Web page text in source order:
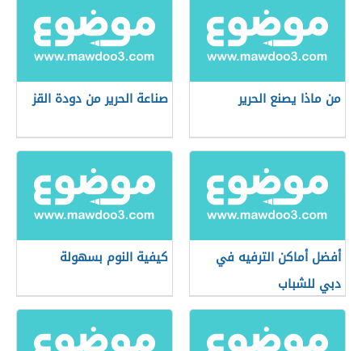
من ماذا يصنع الحرير صناعة الحرير من دودة القز
أفضل أماكن الترفيه في
دبي للشباب
كيفية النوم بسهولة